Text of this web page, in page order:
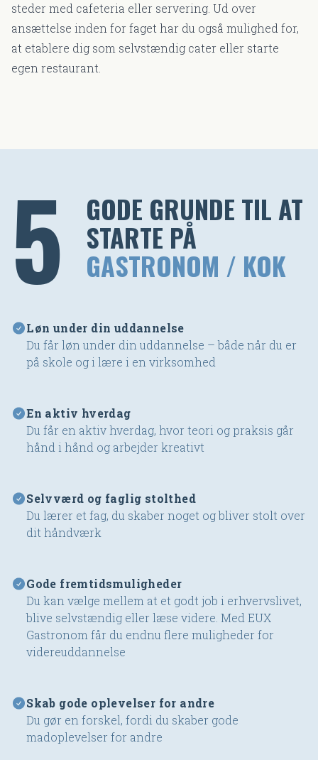
steder med cafeteria eller servering. Ud over
ansættelse inden for faget har du også mulighed for,
at etablere dig som selvstændig cater eller starte
egen restaurant.
5 GODE GRUNDE TIL AT
STARTE PÅ
GASTRONOM / KOK
Løn under din uddannelse
Du får løn under din uddannelse – både når du er
på skole og i lære i en virksomhed
En aktiv hverdag
Du får en aktiv hverdag, hvor teori og praksis går
hånd i hånd og arbejder kreativt
Selvværd og faglig stolthed
Du lærer et fag, du skaber noget og bliver stolt over
dit håndværk
Gode fremtidsmuligheder
Du kan vælge mellem at et godt job i erhvervslivet,
blive selvstændig eller læse videre. Med EUX
Gastronom får du endnu flere muligheder for
videreuddannelse
Skab gode oplevelser for andre
Du gør en forskel, fordi du skaber gode
madoplevelser for andre